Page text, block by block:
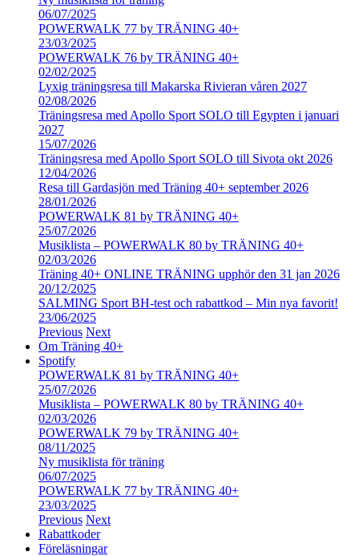
06/07/2025
POWERWALK 77 by TRÄNING 40+
23/03/2025
POWERWALK 76 by TRÄNING 40+
02/02/2025
Lyxig träningsresa till Makarska Rivieran våren 2027
02/08/2026
Träningsresa med Apollo Sport SOLO till Egypten i januari
2027
15/07/2026
Träningsresa med Apollo Sport SOLO till Sivota okt 2026
12/04/2026
Resa till Gardasjön med Träning 40+ september 2026
28/01/2026
POWERWALK 81 by TRÄNING 40+
25/07/2026
Musiklista – POWERWALK 80 by TRÄNING 40+
02/03/2026
Träning 40+ ONLINE TRÄNING upphör den 31 jan 2026
20/12/2025
SALMING Sport BH-test och rabattkod – Min nya favorit!
23/06/2025
Previous Next
Om Träning 40+
Spotify
POWERWALK 81 by TRÄNING 40+
25/07/2026
Musiklista – POWERWALK 80 by TRÄNING 40+
02/03/2026
POWERWALK 79 by TRÄNING 40+
08/11/2025
Ny musiklista för träning
06/07/2025
POWERWALK 77 by TRÄNING 40+
23/03/2025
Previous Next
Rabattkoder
Föreläsningar